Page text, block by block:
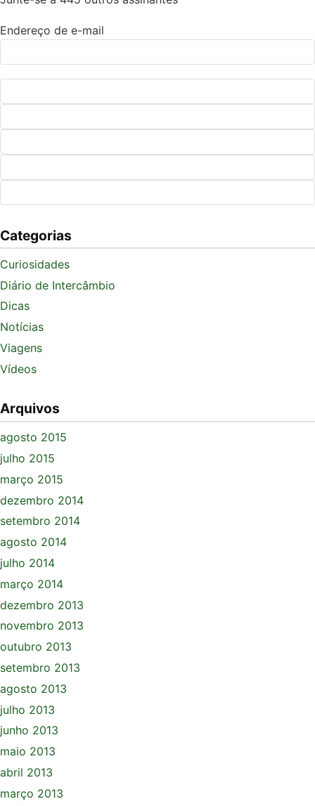
Endereço de e-mail
Categorias
Curiosidades
Diário de Intercâmbio
Dicas
Notícias
Viagens
Vídeos
Arquivos
agosto 2015
julho 2015
março 2015
dezembro 2014
setembro 2014
agosto 2014
julho 2014
março 2014
dezembro 2013
novembro 2013
outubro 2013
setembro 2013
agosto 2013
julho 2013
junho 2013
maio 2013
abril 2013
março 2013